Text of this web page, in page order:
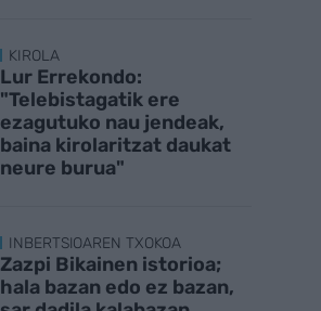
KIROLA
Lur Errekondo:
"Telebistagatik ere
ezagutuko nau jendeak,
baina kirolaritzat daukat
neure burua"
INBERTSIOAREN TXOKOA
Zazpi Bikainen istorioa;
hala bazan edo ez bazan,